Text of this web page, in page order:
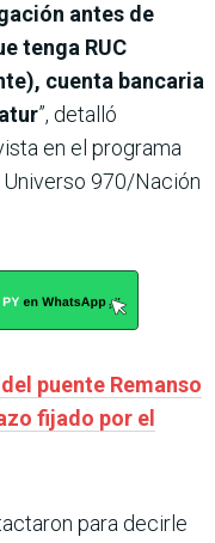
antes de
tenga RUC
cuenta bancaria
”, detalló
en el programa
Universo 970/Nación
puente Remanso
fijado por el
para decirle